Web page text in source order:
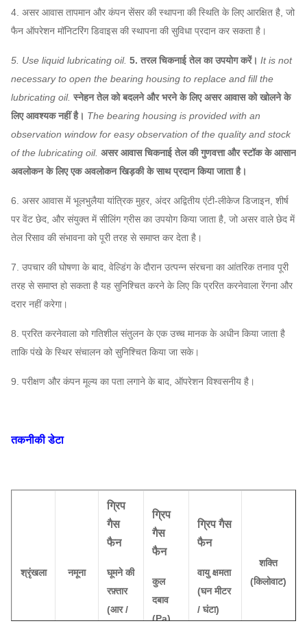
4. असर आवास तापमान और कंपन सेंसर की स्थापना की स्थिति के लिए आरक्षित है, जो
फैन ऑपरेशन मॉनिटरिंग डिवाइस की स्थापना की सुविधा प्रदान कर सकता है।
5. Use liquid lubricating oil. 5. तरल चिकनाई तेल का उपयोग करें। It is not
necessary to open the bearing housing to replace and fill the
lubricating oil. स्नेहन तेल को बदलने और भरने के लिए असर आवास को खोलने के
लिए आवश्यक नहीं है। The bearing housing is provided with an
observation window for easy observation of the quality and stock
of the lubricating oil. असर आवास चिकनाई तेल की गुणवत्ता और स्टॉक के आसान
अवलोकन के लिए एक अवलोकन खिड़की के साथ प्रदान किया जाता है।
6. असर आवास में भूलभुलैया यांत्रिक मुहर, अंदर अद्वितीय एंटी-लीकेज डिजाइन, शीर्ष
पर वेंट छेद, और संयुक्त में सीलिंग ग्रीस का उपयोग किया जाता है, जो असर वाले छेद में
तेल रिसाव की संभावना को पूरी तरह से समाप्त कर देता है।
7. उपचार की घोषणा के बाद, वेल्डिंग के दौरान उत्पन्न संरचना का आंतरिक तनाव पूरी
तरह से समाप्त हो सकता है यह सुनिश्चित करने के लिए कि प्ररित करनेवाला रेंगना और
दरार नहीं करेगा।
8. प्ररित करनेवाला को गतिशील संतुलन के एक उच्च मानक के अधीन किया जाता है
ताकि पंखे के स्थिर संचालन को सुनिश्चित किया जा सके।
9. परीक्षण और कंपन मूल्य का पता लगाने के बाद, ऑपरेशन विश्वसनीय है।
तकनीकी डेटा
श्रृंखला नमूना
ग्रिप
गैस
फैन
घूमने की
रफ़्तार
(आर /
ग्रिप
गैस
फैन
कुल
दबाव
(Pa)
ग्रिप गैस
फैन
वायु क्षमता
(घन मीटर
/ घंटा)
शक्ति
(किलोवाट)